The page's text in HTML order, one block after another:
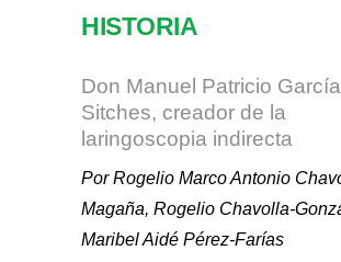
HISTORIA
Don Manuel Patricio García
Sitches, creador de la
laringoscopia indirecta
Por Rogelio Marco Antonio
Magaña, Rogelio Chavolla-
Maribel Aidé Pérez-Farías